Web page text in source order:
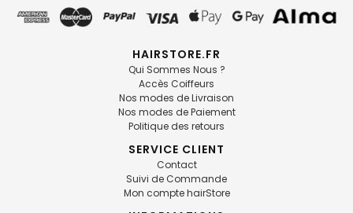
HAIRSTORE.FR
Qui Sommes Nous ?
Accès Coiffeurs
Nos modes de Livraison
Nos modes de Paiement
Politique des retours
SERVICE CLIENT
Contact
Suivi de Commande
Mon compte hairStore